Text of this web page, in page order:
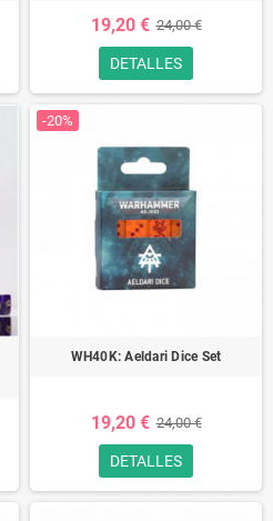
19,20 € 24,00 €
DETALLES
-20%
WH40K: Aeldari Dice Set
19,20 € 24,00 €
DETALLES